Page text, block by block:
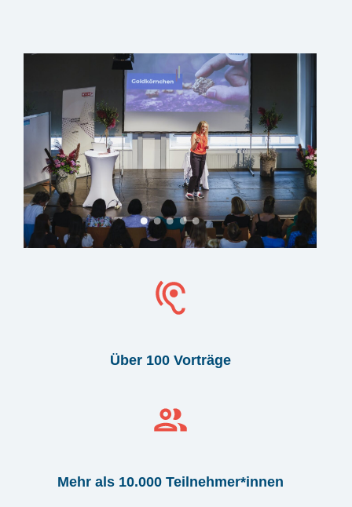
Über 100 Vorträge
Mehr als 10.000 Teilnehmer*innen